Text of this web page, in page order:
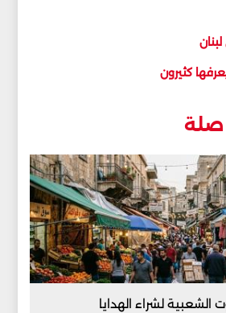
كثيرون
صلة
لشراء الهدايا